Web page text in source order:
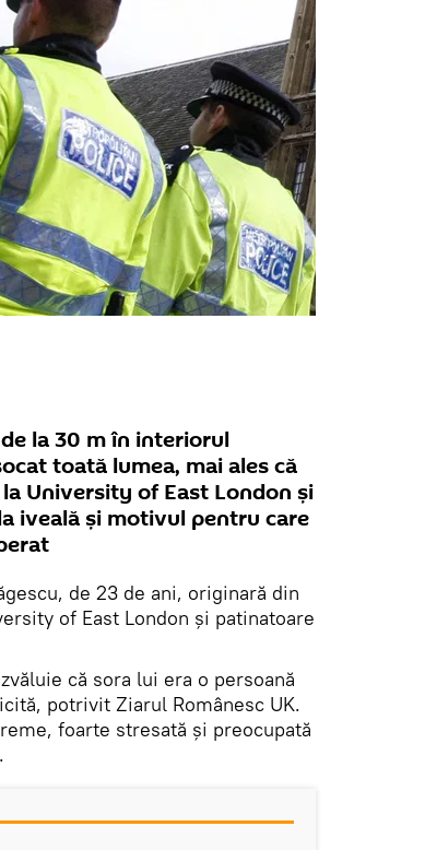
la 30 m în interiorul
toată lumea, mai ales că
University of East London şi
iveală şi motivul pentru care
de 23 de ani, originară din
of East London şi patinatoare
că sora lui era o persoană
potrivit Ziarul Românesc UK.
foarte stresată şi preocupată